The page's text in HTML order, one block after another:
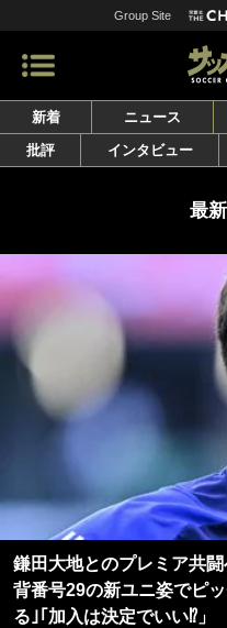
Group Site
新着 ニュース
批評
インタビュー
最
鎌田大地とのプレミア共闘
背番号29の新ユニ姿でピ
る｣｢加入は決定でいい⁉」